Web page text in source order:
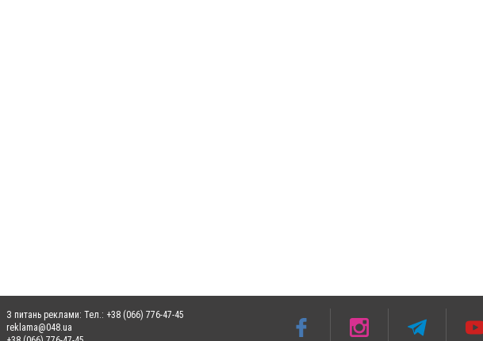
З питань реклами: Тел.: +38 (066) 776-47-45
reklama@048.ua